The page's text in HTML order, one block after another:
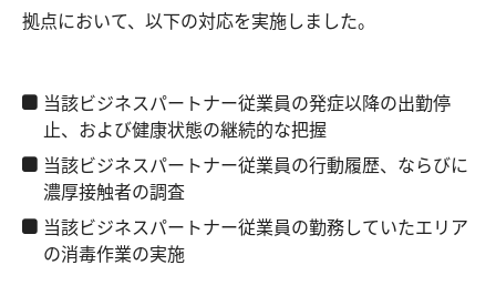
拠点において、以下の対応を実施しました。
当該ビジネスパートナー従業員の発症以降の出勤停
止、および健康状態の継続的な把握
当該ビジネスパートナー従業員の行動履歴、ならびに
濃厚接触者の調査
当該ビジネスパートナー従業員の勤務していたエリア
の消毒作業の実施